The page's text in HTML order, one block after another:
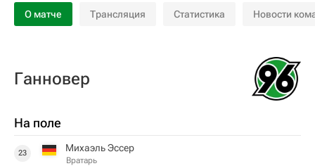
О матче Трансляция Статистика Новости
Ганновер
На поле
23 Михаэль Эссер
Вратарь